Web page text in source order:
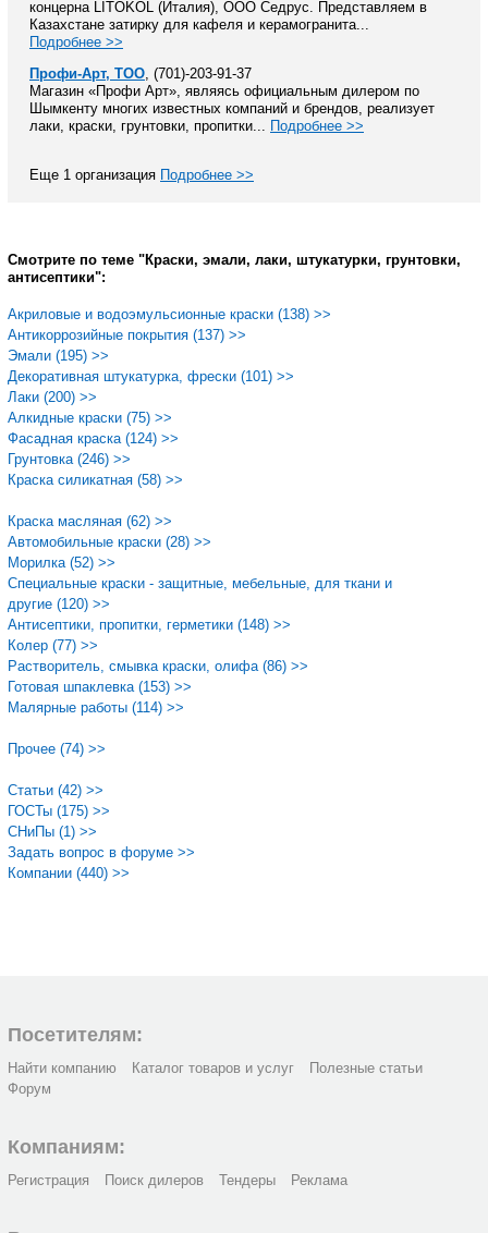
концерна LITOKOL (Италия), ООО Седрус. Представляем в
Казахстане затирку для кафеля и керамогранита...
Подробнее >>
Профи-Арт, ТОО, (701)-203-91-37
Магазин «Профи Арт», являясь официальным дилером по
Шымкенту многих известных компаний и брендов, реализует
лаки, краски, грунтовки, пропитки... Подробнее >>
Еще 1 организация Подробнее >>
Смотрите по теме "Краски, эмали, лаки, штукатурки, грунтовки,
антисептики":
Акриловые и водоэмульсионные краски (138) >>
Антикоррозийные покрытия (137) >>
Эмали (195) >>
Декоративная штукатурка, фрески (101) >>
Лаки (200) >>
Алкидные краски (75) >>
Фасадная краска (124) >>
Грунтовка (246) >>
Краска силикатная (58) >>
Краска масляная (62) >>
Автомобильные краски (28) >>
Морилка (52) >>
Специальные краски - защитные, мебельные, для ткани и
другие (120) >>
Антисептики, пропитки, герметики (148) >>
Колер (77) >>
Растворитель, смывка краски, олифа (86) >>
Готовая шпаклевка (153) >>
Малярные работы (114) >>
Прочее (74) >>
Статьи (42) >>
ГОСТы (175) >>
СНиПы (1) >>
Задать вопрос в форуме >>
Компании (440) >>
Посетителям:
Найти компанию Каталог товаров и услуг
Полезные статьи
Форум
Компаниям:
Регистрация Поиск дилеров Тендеры Реклама